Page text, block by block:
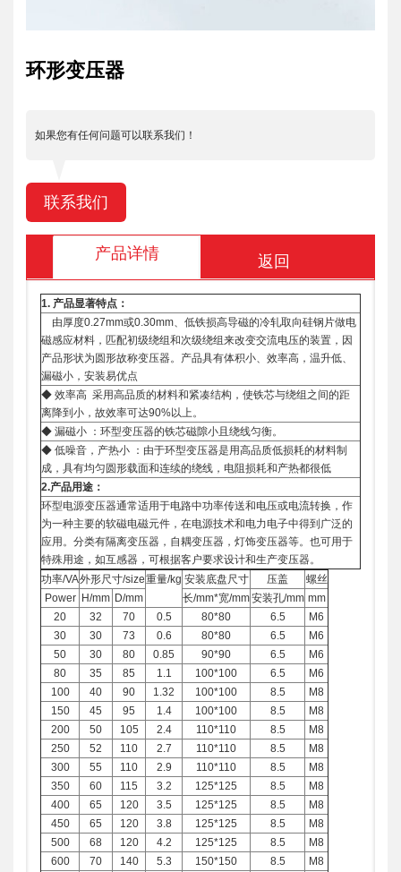
环形变压器
如果您有任何问题可以联系我们！
联系我们
产品详情 返回
1. 产品显著特点：
由厚度0.27mm或0.30mm、低铁损高导磁的冷轧取向硅钢片做电
磁感应材料，匹配初级绕组和次级绕组来改变交流电压的装置，因
产品形状为圆形故称变压器。产品具有体积小、效率高，温升低、
漏磁小，安装易优点
◆ 效率高 采用高品质的材料和紧凑结构，使铁芯与绕组之间的距
离降到小，故效率可达90%以上。
◆ 漏磁小 ：环型变压器的铁芯磁隙小且绕线匀衡。
◆ 低噪音，产热小 ：由于环型变压器是用高品质低损耗的材料制
成，具有均匀圆形载面和连续的绕线，电阻损耗和产热都很低
2.产品用途：
环型电源变压器通常适用于电路中功率传送和电压或电流转换，作
为一种主要的软磁电磁元件，在电源技术和电力电子中得到广泛的
应用。分类有隔离变压器，自耦变压器，灯饰变压器等。也可用于
特殊用途，如互感器，可根据客户要求设计和生产变压器。
功率/VA外形尺寸/size重量/kg 安装底盘尺寸 压盖
螺丝
Power H/mm D/mm 长/mm*宽/mm安装孔/mm mm
20
32 70 0.5 80*80 6.5
M6
30
30 73 0.6 80*80 6.5
M6
50
30 80 0.85 90*90 6.5
M6
80
35 85 1.1 100*100 6.5
M6
100
40 90 1.32 100*100 8.5
M8
150
45 95 1.4 100*100 8.5
M8
200
50 105 2.4 110*110 8.5
M8
250
52 110 2.7 110*110 8.5
M8
300
55 110 2.9 110*110 8.5
M8
350
60 115 3.2 125*125 8.5
M8
400
65 120 3.5 125*125 8.5
M8
450
65 120 3.8 125*125 8.5
M8
500
68 120 4.2 125*125 8.5
M8
600
70 140 5.3 150*150 8.5
M8